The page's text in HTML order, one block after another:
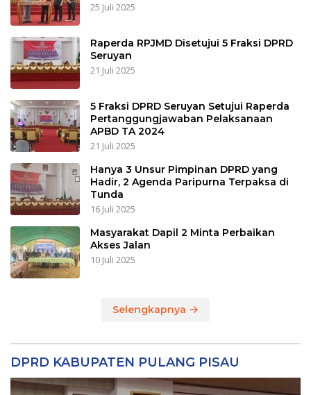
25 Juli 2025
Raperda RPJMD Disetujui 5 Fraksi DPRD
Seruyan
21 Juli 2025
5 Fraksi DPRD Seruyan Setujui Raperda
Pertanggungjawaban Pelaksanaan
APBD TA 2024
21 Juli 2025
Hanya 3 Unsur Pimpinan DPRD yang
Hadir, 2 Agenda Paripurna Terpaksa di
Tunda
16 Juli 2025
Masyarakat Dapil 2 Minta Perbaikan
Akses Jalan
10 Juli 2025
Selengkapnya
DPRD KABUPATEN PULANG PISAU